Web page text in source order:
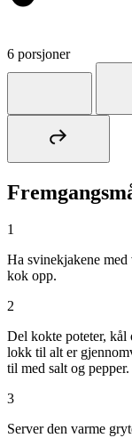
6 porsjoner
1
Ha svinekjakene
kok opp.
2
Del kokte poteter, kål
lokk til alt er
til med salt og pepper.
3
Server den varme